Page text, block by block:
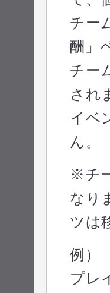
チー
酬」
チー
され
イベ
ん。
※チ
なり
ツは
例）
プレ